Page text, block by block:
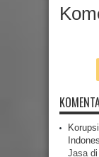
Jasa